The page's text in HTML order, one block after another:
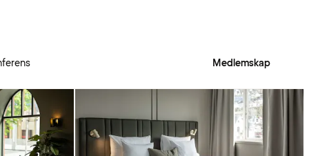
Medlemskap